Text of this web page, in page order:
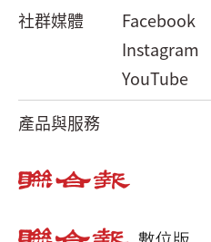
社群媒體
Facebook
Instagram
YouTube
產品與服務